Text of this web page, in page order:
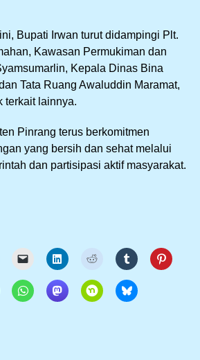
Bupati Irwan turut didampingi Plt.
Kawasan Permukiman dan
Kepala Dinas Bina
Tata Ruang Awaluddin Maramat,
terkait lainnya.
Pinrang terus berkomitmen
yang bersih dan sehat melalui
dan partisipasi aktif masyarakat.